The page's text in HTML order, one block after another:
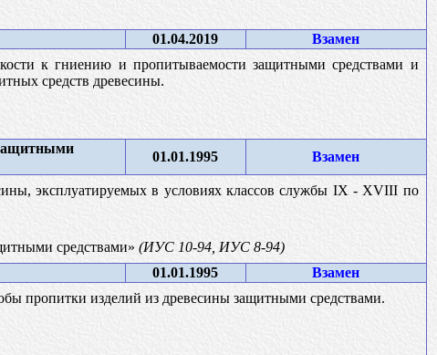
01.04.2019
Взамен
к гниению и пропитываемости защитными средствами и
средств древесины.
01.01.1995 Взамен
эксплуатируемых в условиях классов службы IX - XVIII по
средствами» (ИУС 10-94, ИУС 8-94)
01.01.1995
Взамен
пропитки изделий из древесины защитными средствами.